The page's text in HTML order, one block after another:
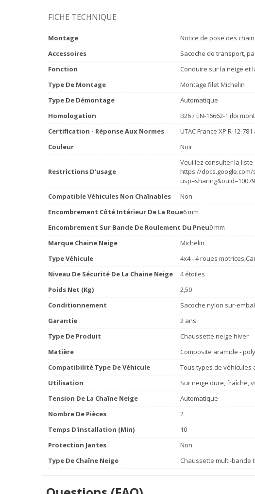
FICHE TECHNIQUE
Montage
Notice de pose des
Accessoires
Sacoche de transport,
Fonction
Conduire sur la neige et
Type De Montage
Montage filet Michelin
Type De Démontage
Automatique
Homologation
B26 / EN-16662-1 (loi
Certification - Réponse Aux Normes
UTAC France XP R-12-
Couleur
Noir
Restrictions D'usage
Veuillez consulter la
https://docs.google.com/
Compatible Véhicules Non Chaînables
Non
Encombrement Côté Intérieur De La Roue6 mm
Encombrement Sur Bande De Roulement Du Pneu9 mm
Marque Chaine Neige
Michelin
Type Véhicule
4x4 - 4 roues
Niveau De Sécurité De La Chaine Neige
4 étoiles
Poids Net (Kg)
2,50
Conditionnement
Sacoche nylon sur-
Garantie
2 ans
Type De Produit
Chaussette neige hiver
Matière
Composite aramide -
Compatibilité Type De Véhicule
Tous types de véhicules
Utilisation
Sur neige dure, fraîche,
Tension De La Chaîne Neige
Automatique
Nombre De Pièces
2
Temps D'installation (min)
10
Protection Jantes
Non
Type De Chaîne Neige
Chaussette multi-bande